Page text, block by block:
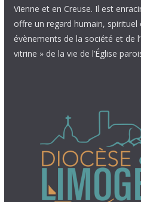
Vienne et en Creuse. Il est
offre un regard humain, spirituel
évènements de la société et de
vitrine » de la vie de l’Église